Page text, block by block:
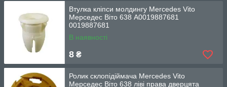
Втулка кліпси молдингу Mercedes Vito
Мерседес Віто 638 A0019887681
0019887681
В наявності
8 ₴
Ролик склопідіймача Mercedes Vito
Мерседес Віто 638 ліві права дверцята